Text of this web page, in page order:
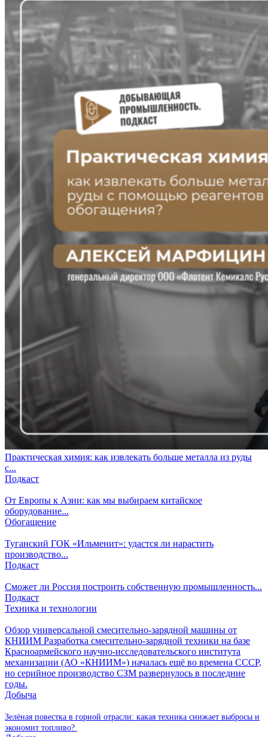
Практическая химия: как извлекать больше металла из руды
с...
Подкаст
От Европы к Азии: как мы выбираем китайское
оборудование...
Обогащение
Туганский ГОК «Ильменит»: удастся ли нарастить
производство...
Подкаст
Сможет ли Россия построить собственную промышленность...
Подкаст
Техника и технологии
Обзор универсальной смесительно-зарядной машины от
КНИИМ Разработка смесительно-зарядной техники на базе
Красноармейского научно-исследовательского института
механизации (АО «КНИИМ») началась ещё во времена СССР,
но серийное производство СЗМ развернулось в последние
годы.
Добыча
Зелёная повестка в горной отрасли: какая техника снижает выбросы и
экономит топливо?